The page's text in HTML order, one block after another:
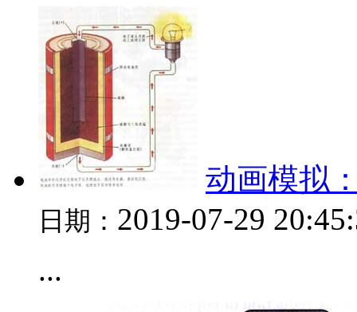
动画模拟
日期： 2019-07-29
...